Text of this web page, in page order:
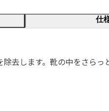
仕
去します。靴の中をさらっ